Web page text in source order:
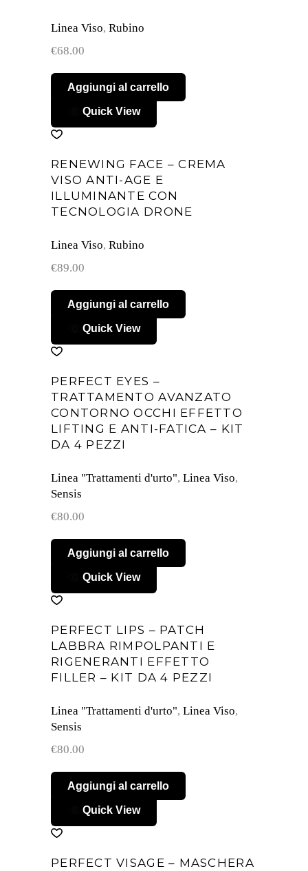
Linea Viso, Rubino
€68.00
Aggiungi al carrello
Quick View
RENEWING FACE – CREMA
VISO ANTI-AGE E
ILLUMINANTE CON
TECNOLOGIA DRONE
Linea Viso, Rubino
€89.00
Aggiungi al carrello
Quick View
PERFECT EYES –
TRATTAMENTO AVANZATO
CONTORNO OCCHI EFFETTO
LIFTING E ANTI-FATICA – KIT
DA 4 PEZZI
Linea "Trattamenti d'urto", Linea Viso,
Sensis
€80.00
Aggiungi al carrello
Quick View
PERFECT LIPS – PATCH
LABBRA RIMPOLPANTI E
RIGENERANTI EFFETTO
FILLER – KIT DA 4 PEZZI
Linea "Trattamenti d'urto", Linea Viso,
Sensis
€80.00
Aggiungi al carrello
Quick View
PERFECT VISAGE – MASCHERA